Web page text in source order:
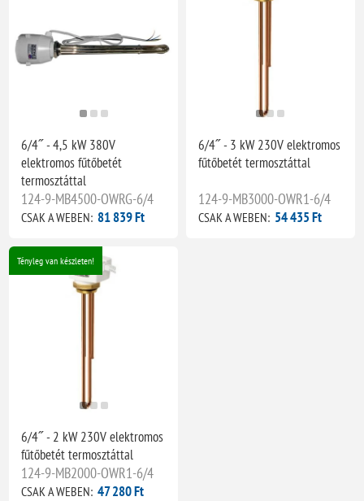
6/4˝ - 4,5 kW 380V
elektromos fűtőbetét
termosztáttal
124-9-MB4500-OWRG-6/4
CSAK A WEBEN: 81 839 Ft
6/4˝ - 3 kW 230V elektromos
fűtőbetét termosztáttal
124-9-MB3000-OWR1-6/4
CSAK A WEBEN: 54 435 Ft
Tényleg van készleten!
6/4˝ - 2 kW 230V elektromos
fűtőbetét termosztáttal
124-9-MB2000-OWR1-6/4
CSAK A WEBEN: 47 280 Ft